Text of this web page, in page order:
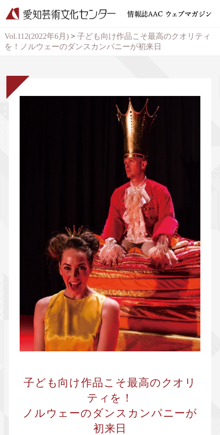
Vol.112(2022年6月) > 子ども向け作品こそ最高のクオリティ
を！ノルウェーのダンスカンパニーが初来日
子ども向け作品こそ最高のクオリ
ティを！
ノルウェーのダンスカンパニーが
初来日